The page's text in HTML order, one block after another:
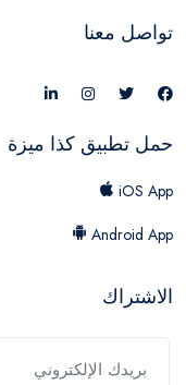
تواصل معنا
حمل تطبيق كذا ميزة
iOS App
Android App
الاشتراك